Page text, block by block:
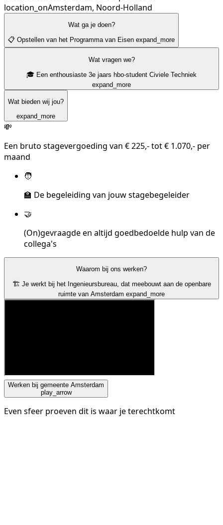
location_onAmsterdam, Noord-Holland
Wat ga je doen?
📋 Opstellen van het Programma van Eisen expand_more
Wat vragen we?
🎓 Een enthousiaste 3e jaars hbo-student Civiele Techniek
expand_more
Wat bieden wij jou?
expand_more
💸
Een bruto stagevergoeding van € 225,- tot € 1.070,- per
maand
🧑
‍🏫 De begeleiding van jouw stagebegeleider
🤝
(On)gevraagde en altijd goedbedoelde hulp van de
collega's
Waarom bij ons werken?
🏗️ Je werkt bij het Ingenieursbureau, dat meebouwt aan de openbare
ruimte van Amsterdam expand_more
Werken bij gemeente Amsterdam
play_arrow
Even sfeer proeven dit is waar je terechtkomt